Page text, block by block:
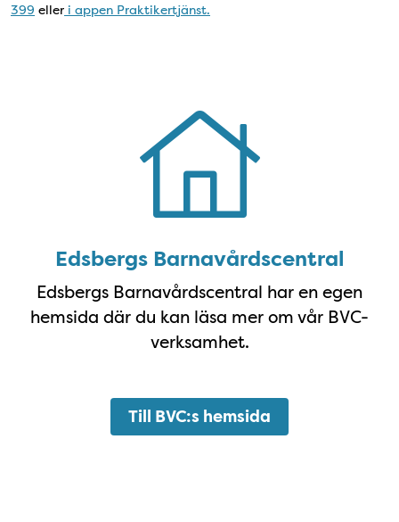
399 eller i appen Praktikertjänst.
Edsbergs Barnavårdscentral
Edsbergs Barnavårdscentral har en egen
hemsida där du kan läsa mer om vår BVC-
verksamhet.
Till BVC:s hemsida